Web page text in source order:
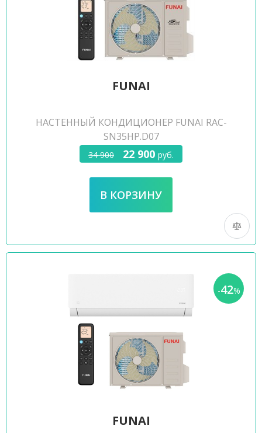
FUNAI
НАСТЕННЫЙ КОНДИЦИОНЕР FUNAI RAC-
SN35HP.D07
34 900 22 900 руб.
-42%
FUNAI